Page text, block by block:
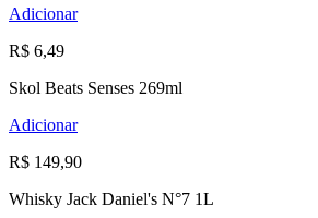
Adicionar
R$ 6,49
Skol Beats Senses 269ml
Adicionar
R$ 149,90
Whisky Jack Daniel's N°7 1L